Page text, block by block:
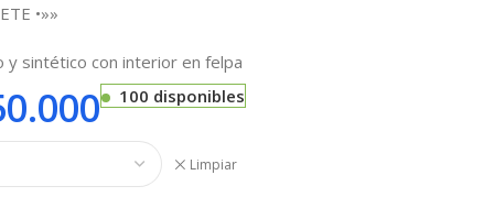
•»»
sintético con interior en felpa
100 disponibles
Limpiar